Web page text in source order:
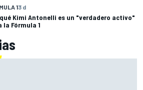
13 d
Kimi Antonelli es un "verdadero activo"
la Fórmula 1